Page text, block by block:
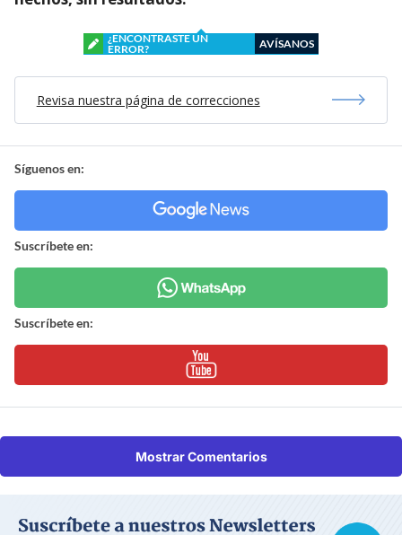
¿ENCONTRASTE UN
ERROR?
AVÍSANOS
Revisa nuestra página de correcciones
Síguenos en:
Suscríbete en:
Suscríbete en:
Mostrar Comentarios